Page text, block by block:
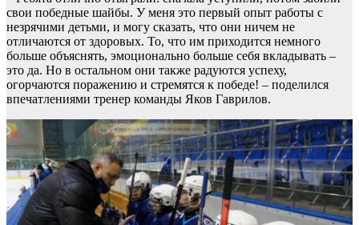
свои победные шайбы. У меня это первый опыт работы с
незрячими детьми, и могу сказать, что они ничем не
отличаются от здоровых. То, что им приходится немного
больше объяснять, эмоционально больше себя вкладывать –
это да. Но в остальном они также радуются успеху,
огорчаются поражению и стремятся к победе! – поделился
впечатлениями тренер команды Яков Гаврилов.